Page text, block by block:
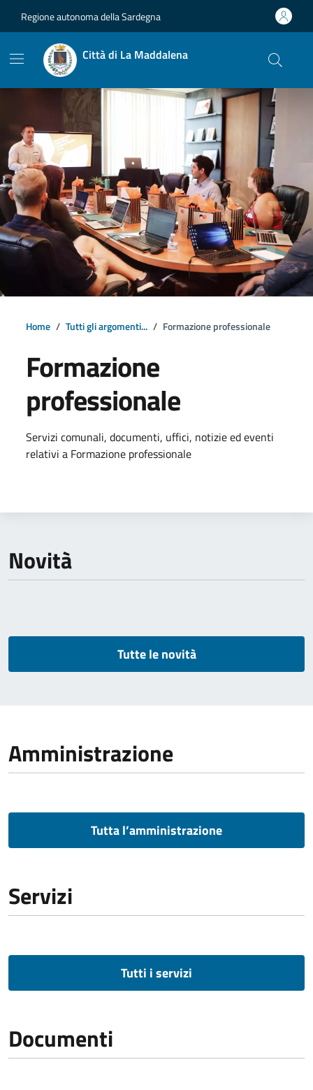
Regione autonoma della Sardegna
Città di La Maddalena
Home Tutti gli argomenti... Formazione professionale
Formazione
professionale
Dettagli della notizia
Servizi comunali, documenti, uffici, notizie ed eventi
relativi a Formazione professionale
Novità
Tutte le novità
Amministrazione
Tutta l’amministrazione
Servizi
Tutti i servizi
Documenti